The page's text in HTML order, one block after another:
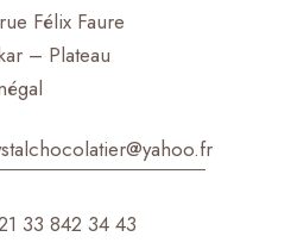
Félix Faure
– Plateau
r
33 842 34 43